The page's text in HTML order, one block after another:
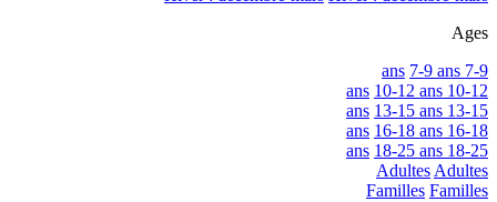
Ages
7-9 ans
7-9 ans
10-12 ans
10-12 ans
13-15 ans
13-15 ans
16-18 ans
16-18 ans
18-25 ans
18-25 ans
AdultesAdultes
Familles Familles